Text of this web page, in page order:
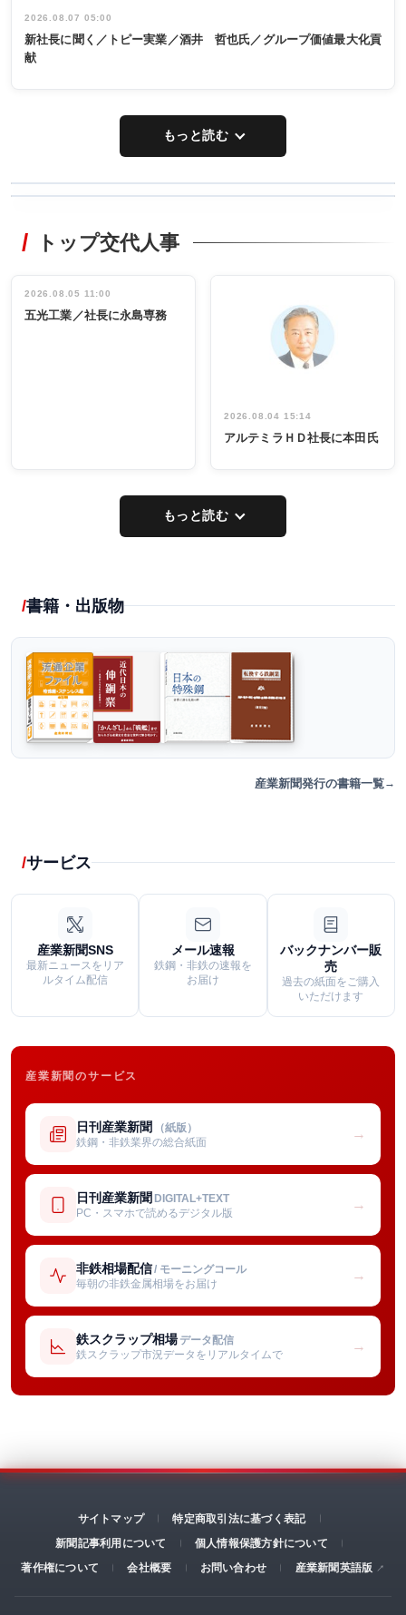
2026.08.07 05:00
新社長に聞く／トピー実業／酒井 哲也氏／グループ価値最大化貢
献
もっと読む
非鉄業界で
インタビュ
ー／社内ア
タックトレー
祝う 業界関
係者ら220人
出席
トップ交代人事
2026.08.05 11:00
五光工業／社長に永島専務
2026.08.04 15:14
アルテミラＨＤ社長に本田氏
もっと読む
書籍・出版物
産業新聞発行の書籍一覧
サービス
産業新聞SNS
最新ニュースをリア
ルタイム配信
メール速報
鉄鋼・非鉄の速報を
お届け
バックナンバー販
売
過去の紙面をご購入
いただけます
産業新聞のサービス
日刊産業新聞 （紙版）
鉄鋼・非鉄業界の総合紙面
→
日刊産業新聞 DIGITAL+TEXT
PC・スマホで読めるデジタル版
→
非鉄相場配信/ モーニングコール
毎朝の非鉄金属相場をお届け
→
鉄スクラップ相場 データ配信
鉄スクラップ市況データをリアルタイムで
→
サイトマップ
特定商取引法に基づく表記
新聞記事利用について
個人情報保護方針について
著作権について
会社概要 お問い合わせ 産業新聞英語版